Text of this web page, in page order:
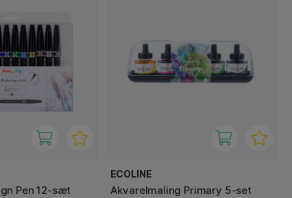
Pen 12-sæt
ECOLINE
Akvarelmaling Primary 5-set